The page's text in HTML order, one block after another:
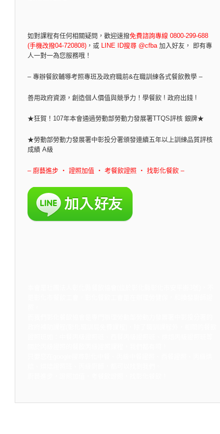
如對課程有任何相關疑問， 歡迎速撥免費諮詢專線 0800-299-688
(手機改撥04-720808) ， 或 LINE ID搜尋 @cfba加入好友， 即有專
人一對一為您服務哦！
– 專辦餐飲輔導考照專班及政府職前&在職訓練各式餐飲教學 –
善用政府資源，創造個人價值與競爭力！學餐飲 ! 政府出錢 !
★狂賀！107年本會通過勞動部勞動力發展署TTQS評核 銀牌★
★勞動部勞動力發展署中彰投分署頒發連續五年以上訓練品質評核
成績 A級
– 廚藝進步 ‧ 證照加值 ‧ 考餐飲證照 ‧ 找彰化餐飲 –